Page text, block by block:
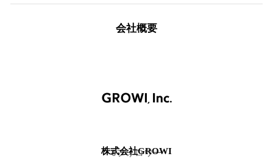
会社概要
株式会社GROWI
0フォロワー